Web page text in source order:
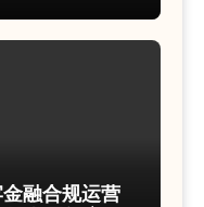
融合规运营